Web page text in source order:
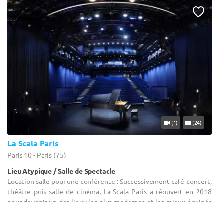
(1) (24)
La Scala Paris
Paris 10 - Paris (75)
Lieu Atypique / Salle de Spectacle
Location salle pour une conférence : Successivement café-concert,
théâtre puis salle de cinéma, La Scala Paris a réouvert en 2018